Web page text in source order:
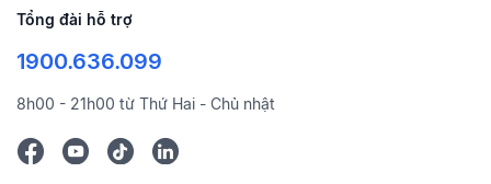
Tổng đài hỗ trợ
1900.636.099
8h00 - 21h00 từ Thứ Hai - Chủ nhật